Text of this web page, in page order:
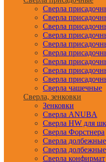
Сверла
Сверла
Сверла
Сверла
Сверла
Сверла
Сверла
Сверла
Сверла
Сверла чашечные
Сверла, зенковки
Зенковки
Сверла ANUBA
Сверла HW для
Сверла Форстнера
Сверла долбежные
Сверла
Сверла конфирмат